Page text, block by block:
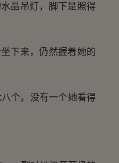
晶吊灯，脚下是照得
下来，仍然握着她的
个。没有一个她看得